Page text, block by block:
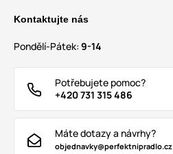
Kontaktujte nás
Pondělí-Pátek: 9-14
Potřebujete pomoc?
+420 731 315 486
Máte dotazy a návrhy?
objednavky@perfektnipradlo.cz